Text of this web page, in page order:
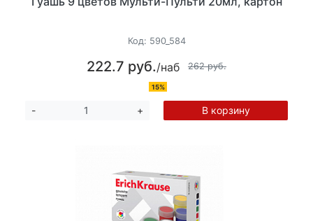
Код: 590_584
222.7 руб./наб 262 руб.
15%
- + В корзину